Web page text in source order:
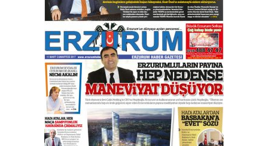
Esat BİNDESEN
Başkan Sekmen’den Erzurum’a
bir vizyon proje daha!
02 Ağustos 2026 Pazar
Kadir SABUNCUOĞLU
Erzurumspor’un köşe taşları